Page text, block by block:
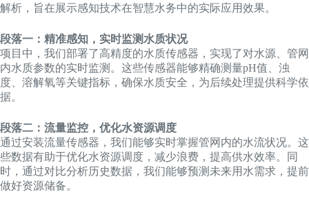
解析，旨在展示感知技术在智慧水务中的实际应用效果。
段落一：精准感知，实时监测水质状况
项目中，我们部署了高精度的水质传感器，实现了对水源、管网
内水质参数的实时监测。这些传感器能够精确测量pH值、浊
度、溶解氧等关键指标，确保水质安全，为后续处理提供科学依
据。
段落二：流量监控，优化水资源调度
通过安装流量传感器，我们能够实时掌握管网内的水流状况。这
些数据有助于优化水资源调度，减少浪费，提高供水效率。同
时，通过对比分析历史数据，我们能够预测未来用水需求，提前
做好资源储备。